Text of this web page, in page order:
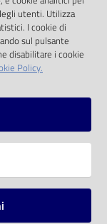
2006utenti. Utilizza
I cookie di
sul pulsante
disabilitare i cookie
Policy.